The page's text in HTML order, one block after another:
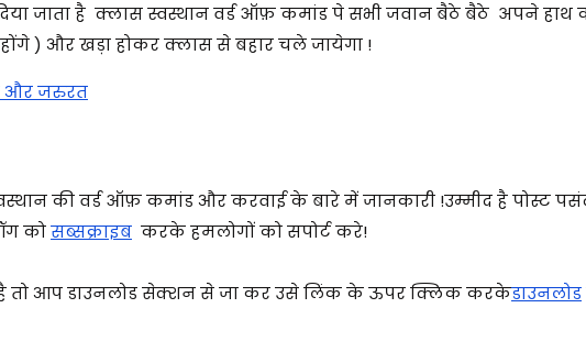
जाता है क्लास स्वस्थान वर्ड ऑफ़ कमांड पे सभी जवान बैठे बैठे अपने हाथ
) और खड़ा होकर क्लास से बहार चले जायेगा !
और जरुरत
की वर्ड ऑफ़ कमांड और करवाई के बारे में जानकारी !उम्मीद है पोस्ट
कोसब्सक्राइब करके हमलोगों को सपोर्ट करे!
तो आप डाउनलोड सेक्शन से जा कर उसे लिंक के ऊपर क्लिक करकेडाउनलोड